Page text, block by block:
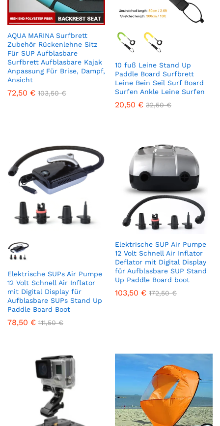
AQUA MARINA Surfbrett
Zubehör Rückenlehne Sitz
Für SUP Aufblasbare
Surfbrett Aufblasbare Kajak
Anpassung Für Brise, Dampf,
Ansicht
72,50 € 103,50€
10 fuß Leine Stand Up
Paddle Board Surfbrett
Leine Bein Seil Surf Board
Surfen Ankle Leine Surfen
20,50 € 32,50€
Elektrische SUPs Air Pumpe
12 Volt Schnell Air Inflator
mit Digital Display für
Aufblasbare SUPs Stand Up
Paddle Board Boot
78,50 € 111,50€
Elektrische SUP Air Pumpe
12 Volt Schnell Air Inflator
Deflator mit Digital Display
für Aufblasbare SUP Stand
Up Paddle Board boot
103,50 € 172,50€